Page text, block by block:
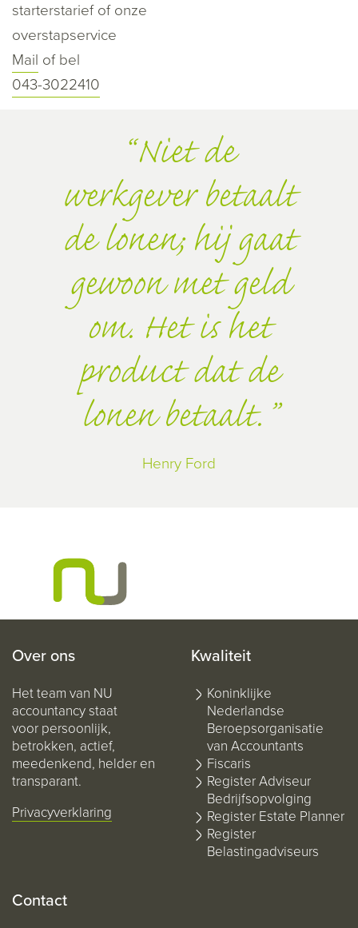
starterstarief of onze
overstapservice
Mail of bel
043-3022410
Niet de
werkgever betaalt
de lonen; hij gaat
gewoon met geld
om. Het is het
product dat de
lonen betaalt.
Henry Ford
Over ons
Het team van NU
accountancy staat
voor persoonlijk,
betrokken, actief,
meedenkend, helder en
transparant.
Privacyverklaring
Kwaliteit
Koninklijke
Nederlandse
Beroepsorganisatie
van Accountants
Fiscaris
Register Adviseur
Bedrijfsopvolging
Register Estate Planner
Register
Belastingadviseurs
Contact